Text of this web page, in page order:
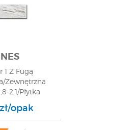
1 Z Fugą
Zewnętrzna
2,1/Płytka
GAT 1
opak